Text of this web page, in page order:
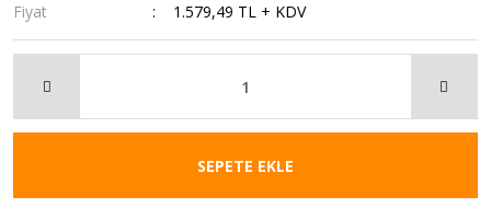
Fiyat
1.579,49 TL + KDV
SEPETE EKLE